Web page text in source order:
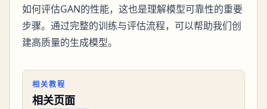
如何评估GAN的性能，这也是理解模型可靠性的重要
步骤。通过完整的训练与评估流程，可以帮助我们创
建高质量的生成模型。
相关教程
相关页面